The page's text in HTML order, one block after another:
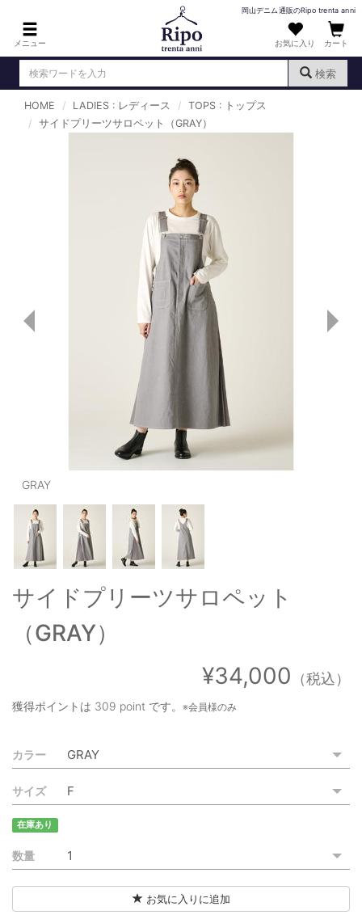
メニュー
岡山デニム通販のRipo trenta anni
お気に入り カート
検索
ログイン （新規会員登録）
T-SHIRT : Tシャツ
KNIT : ニット
SHIRT : シャツ
OUTERS : アウター
LADIES : レディース
DENIM : デニム
PANTS/SKIRT : パンツ・スカート
TOPS : トップス
OUTERS : アウター
OUTLET : アウトレット
MENS : メンズ
LADIES : レディース
お買い物カゴ
特定商取引法に基づく表記
ご利用規約
HOME LADIES : レディース
TOPS : トップス
サイドプリーツサロペット（GRAY）
GRAY
サイドプリーツサロペット
（GRAY）
¥34,000 （税込）
獲得ポイントは 309 point です。 ※会員様のみ
カラー
サイズ
在庫あり
数量
お気に入りに追加